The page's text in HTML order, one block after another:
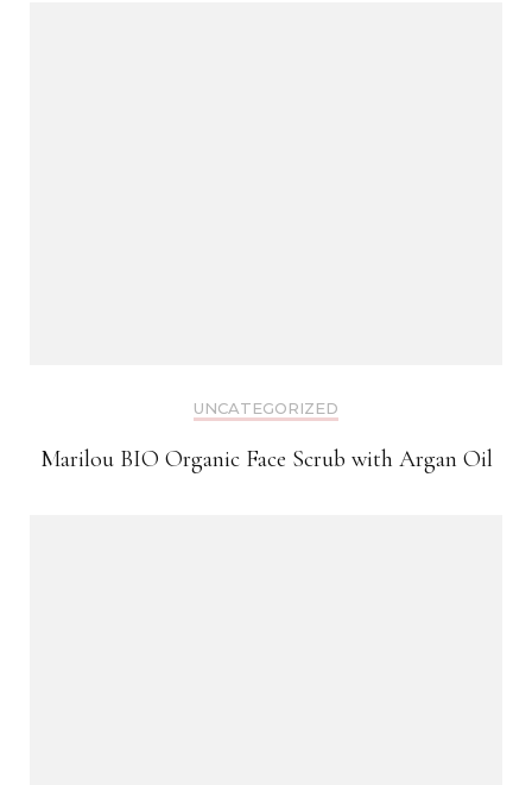
UNCATEGORIZED
Marilou BIO Organic Face Scrub with Argan Oil